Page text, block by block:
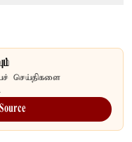
செய்திகளை